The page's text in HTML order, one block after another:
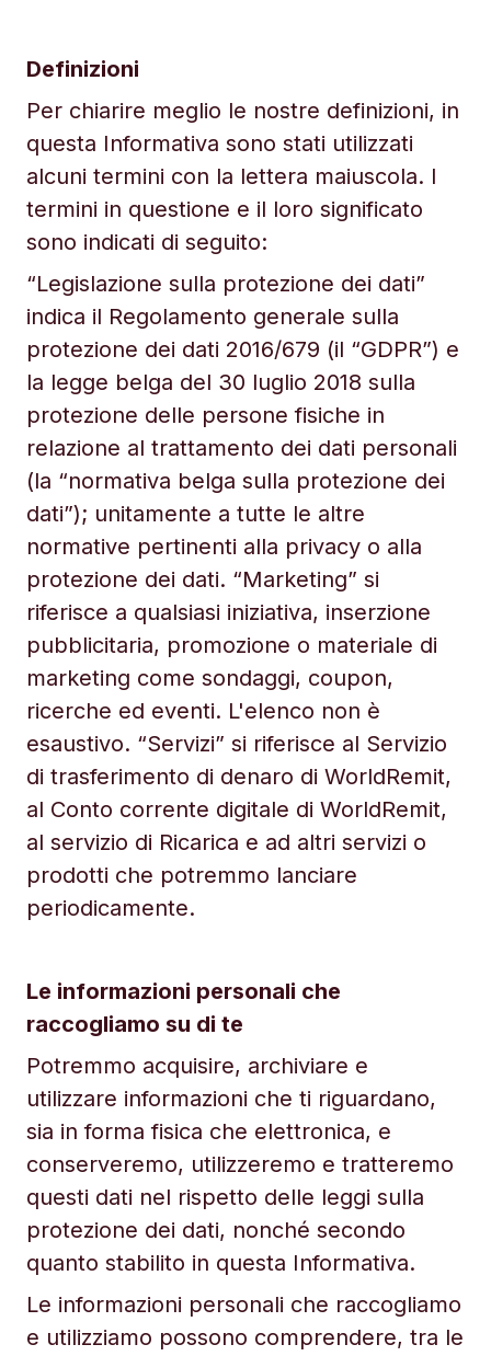
Definizioni
Per chiarire meglio le nostre definizioni, in
questa Informativa sono stati utilizzati
alcuni termini con la lettera maiuscola. I
termini in questione e il loro significato
sono indicati di seguito:
“Legislazione sulla protezione dei dati”
indica il Regolamento generale sulla
protezione dei dati 2016/679 (il “GDPR”) e
la legge belga del 30 luglio 2018 sulla
protezione delle persone fisiche in
relazione al trattamento dei dati personali
(la “normativa belga sulla protezione dei
dati”); unitamente a tutte le altre
normative pertinenti alla privacy o alla
protezione dei dati. “Marketing” si
riferisce a qualsiasi iniziativa, inserzione
pubblicitaria, promozione o materiale di
marketing come sondaggi, coupon,
ricerche ed eventi. L'elenco non è
esaustivo. “Servizi” si riferisce al Servizio
di trasferimento di denaro di WorldRemit,
al Conto corrente digitale di WorldRemit,
al servizio di Ricarica e ad altri servizi o
prodotti che potremmo lanciare
periodicamente.
Le informazioni personali che
raccogliamo su di te
Potremmo acquisire, archiviare e
utilizzare informazioni che ti riguardano,
sia in forma fisica che elettronica, e
conserveremo, utilizzeremo e tratteremo
questi dati nel rispetto delle leggi sulla
protezione dei dati, nonché secondo
quanto stabilito in questa Informativa.
Le informazioni personali che raccogliamo
e utilizziamo possono comprendere, tra le